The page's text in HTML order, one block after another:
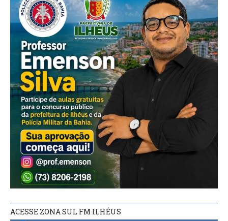
ACESSE ZONA SUL FM ILHÉUS